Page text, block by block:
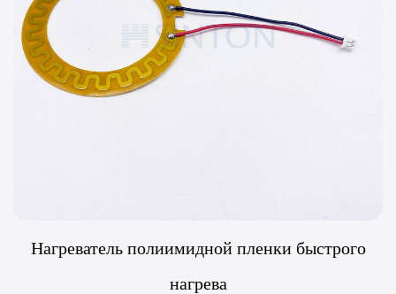
Нагреватель полиимидной пленки быстрого
нагрева